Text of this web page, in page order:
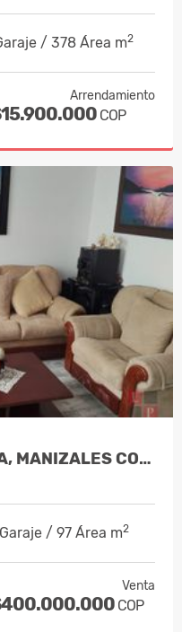
/ 378 Área m2
Arrendamiento
COP
VENTA CASA LA CAROLA, MANIZALES COD 9…
/ 97 Área m2
Venta
COP